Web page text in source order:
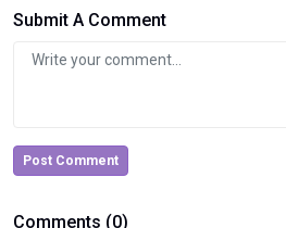
Submit A Comment
Post Comment
Comments (0)